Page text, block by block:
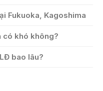
Fukuoka, Kagoshima
có khó không?
bao lâu?